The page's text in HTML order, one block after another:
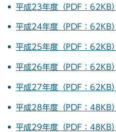
平成23年度（PDF：62KB）
平成24年度（PDF：62KB）
平成25年度（PDF：62KB）
平成26年度（PDF：62KB）
平成27年度（PDF：62KB）
平成28年度（PDF：48KB）
平成29年度（PDF：48KB）